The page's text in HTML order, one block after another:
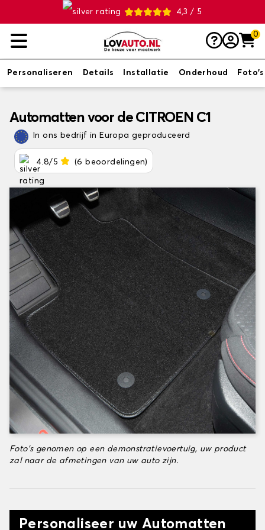
4,3 / 5
0
Personaliseren Details Installatie Onderhoud Foto's
Automatten voor de CITROEN C1
In ons bedrijf in Europa geproduceerd
4.8/5 (6 beoordelingen)
Foto's genomen op een demonstratievoertuig, uw product
zal naar de afmetingen van uw auto zijn.
Personaliseer uw Automatten